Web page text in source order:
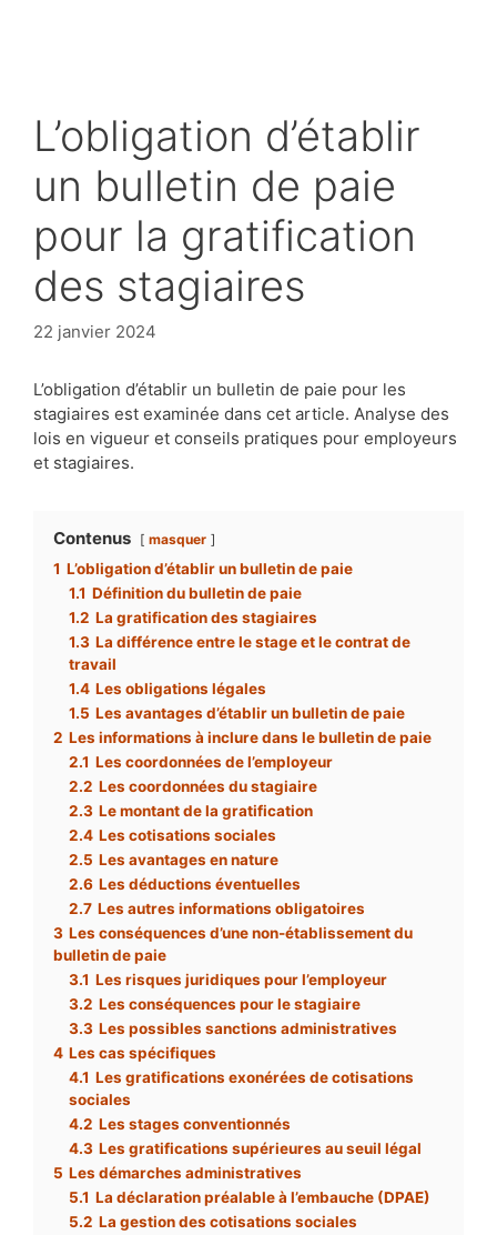
L’obligation d’établir
un bulletin de paie
pour la gratification
des stagiaires
22 janvier 2024
L’obligation d’établir un bulletin de paie pour les
stagiaires est examinée dans cet article. Analyse des
lois en vigueur et conseils pratiques pour employeurs
et stagiaires.
Contenus masquer
1 L’obligation d’établir un bulletin de paie
1.1 Définition du bulletin de paie
1.2 La gratification des stagiaires
1.3 La différence entre le stage et le contrat de
travail
1.4 Les obligations légales
1.5 Les avantages d’établir un bulletin de paie
2 Les informations à inclure dans le bulletin de paie
2.1 Les coordonnées de l’employeur
2.2 Les coordonnées du stagiaire
2.3 Le montant de la gratification
2.4 Les cotisations sociales
2.5 Les avantages en nature
2.6 Les déductions éventuelles
2.7 Les autres informations obligatoires
3 Les conséquences d’une non-établissement du
bulletin de paie
3.1 Les risques juridiques pour l’employeur
3.2 Les conséquences pour le stagiaire
3.3 Les possibles sanctions administratives
4 Les cas spécifiques
4.1 Les gratifications exonérées de cotisations
sociales
4.2 Les stages conventionnés
4.3 Les gratifications supérieures au seuil légal
5 Les démarches administratives
5.1 La déclaration préalable à l’embauche (DPAE)
5.2 La gestion des cotisations sociales